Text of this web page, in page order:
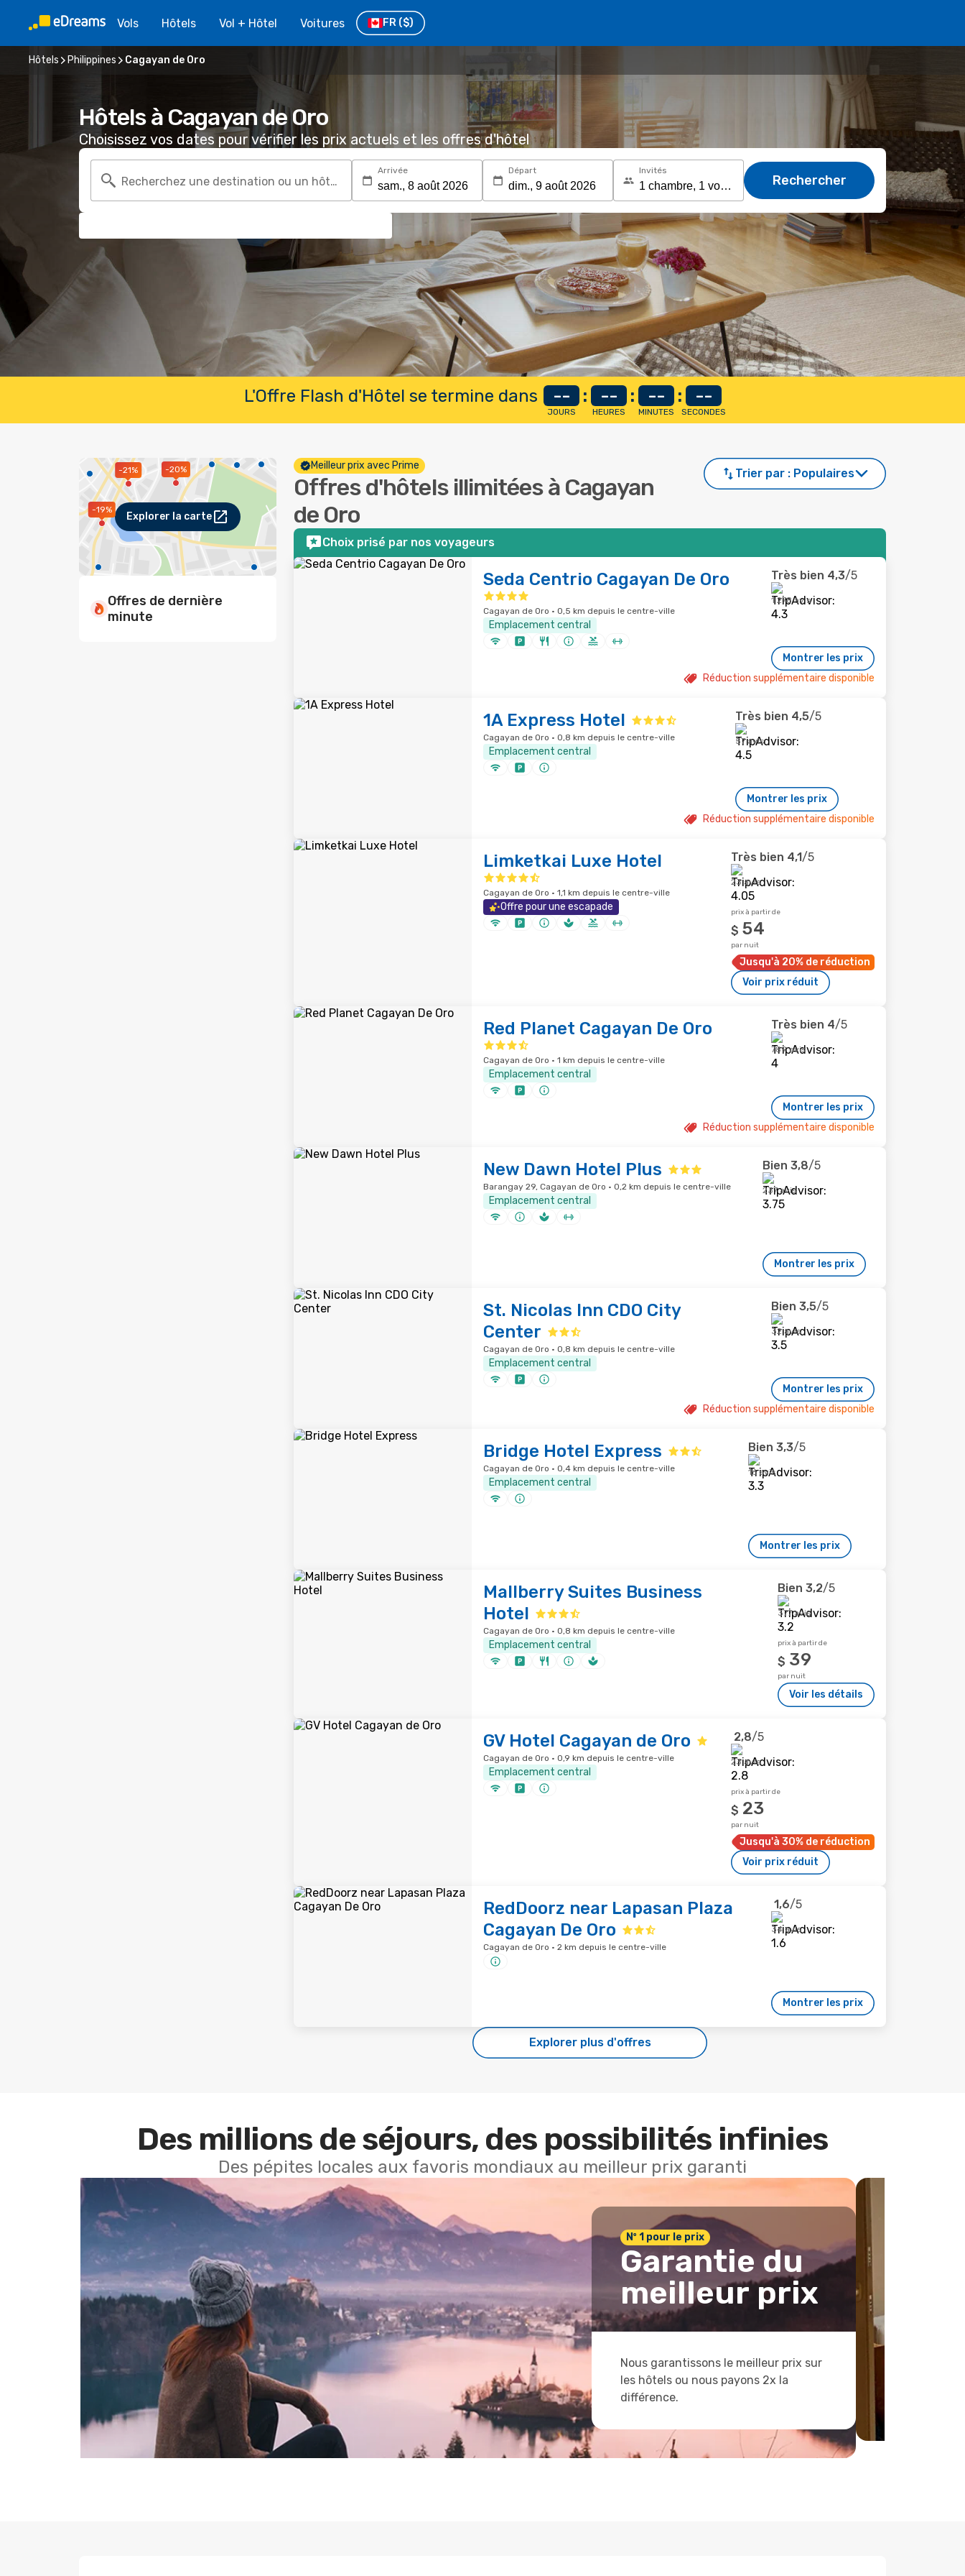
Vols Hôtels Vol + Hôtel Voitures FR ($)
Hôtels Philippines Cagayan de Oro
Hôtels à Cagayan de Oro
Choisissez vos dates pour vérifier les prix actuels et les offres d'hôtel
Recherchez une destination ou un hôtel
Arrivée Départ Invités
Rechercher
L'Offre Flash d'Hôtel se termine dans --
JOURS
: --
HEURES
: --
MINUTES
: --
SECONDES
-20%
-21%
-19%
Explorer la carte
Offres de dernière
minute
Meilleur prix avec Prime
Offres d'hôtels illimitées à Cagayan
de Oro
Trier par : Populaires
Choix prisé par nos voyageurs
Seda Centrio Cagayan De Oro
Cagayan de Oro · 0,5 km depuis le centre-ville
Emplacement central
Très bien 4,3/5
1 278 avis
Montrer les prix
Réduction supplémentaire disponible
1A Express Hotel
Cagayan de Oro · 0,8 km depuis le centre-ville
Emplacement central
Très bien 4,5/5
57 avis
Montrer les prix
Réduction supplémentaire disponible
Limketkai Luxe Hotel
Cagayan de Oro · 1,1 km depuis le centre-ville
Offre pour une escapade
Très bien 4,1/5
23 avis
prix à partir de
$ 54
par nuit
Jusqu'à 20% de réduction
Voir prix réduit
Red Planet Cagayan De Oro
Cagayan de Oro · 1 km depuis le centre-ville
Emplacement central
Très bien 4/5
789 avis
Montrer les prix
Réduction supplémentaire disponible
New Dawn Hotel Plus
Barangay 29, Cagayan de Oro · 0,2 km depuis le centre-ville
Emplacement central
Bien 3,8/5
237 avis
Montrer les prix
St. Nicolas Inn CDO City
Center
Cagayan de Oro · 0,8 km depuis le centre-ville
Emplacement central
Bien 3,5/5
32 avis
Montrer les prix
Réduction supplémentaire disponible
Bridge Hotel Express
Cagayan de Oro · 0,4 km depuis le centre-ville
Emplacement central
Bien 3,3/5
16 avis
Montrer les prix
Mallberry Suites Business
Hotel
Cagayan de Oro · 0,8 km depuis le centre-ville
Emplacement central
Bien 3,2/5
377 avis
prix à partir de
$ 39
par nuit
Voir les détails
GV Hotel Cagayan de Oro
Cagayan de Oro · 0,9 km depuis le centre-ville
Emplacement central
2,8/5
23 avis
prix à partir de
$ 23
par nuit
Jusqu'à 30% de réduction
Voir prix réduit
RedDoorz near Lapasan Plaza
Cagayan De Oro
Cagayan de Oro · 2 km depuis le centre-ville
1,6/5
34 avis
Montrer les prix
Explorer plus d'offres
Des millions de séjours, des possibilités infinies
Des pépites locales aux favoris mondiaux au meilleur prix garanti
Nº 1 pour le prix
Garantie du
meilleur prix
Nous garantissons le meilleur prix sur
les hôtels ou nous payons 2x la
différence.